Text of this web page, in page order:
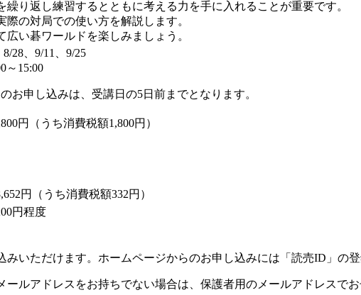
り返し練習するとともに考える力を手に入れることが重要です。
の対局での使い方を解説します。
い碁ワールドを楽しみましょう。
28、9/11、9/25
～15:00
お申し込みは、受講日の5日前までとなります。
円（うち消費税額1,800円）
円（うち消費税額332円）
円程度
いただけます。ホームページからのお申し込みには「読売ID」の
ルアドレスをお持ちでない場合は、保護者用のメールアドレスでお